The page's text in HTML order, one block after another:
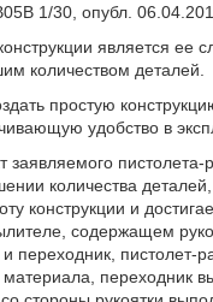
1/30, опубл.
является ее
количеством деталей.
простую
удобство в
заявляемого
количества деталей,
конструкции и
содержащем
переходник, пистолет-
материала, переходник